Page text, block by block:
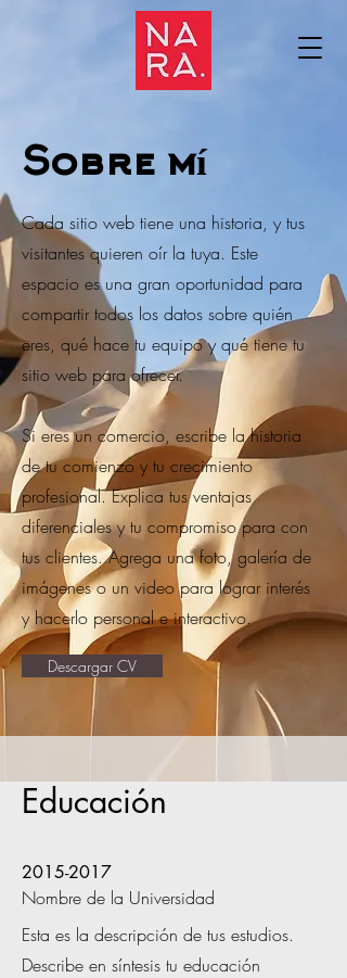
Sobre mí
Cada sitio web tiene una historia, y tus
visitantes quieren oír la tuya. Este
espacio es una gran oportunidad para
compartir todos los datos sobre quién
eres, qué hace tu equipo y qué tiene tu
sitio web para ofrecer.
Si eres un comercio, escribe la historia
de tu comienzo y tu crecimiento
profesional. Explica tus ventajas
diferenciales y tu compromiso para con
tus clientes. Agrega una foto, galería de
imágenes o un video para lograr interés
y hacerlo personal e interactivo.
Descargar CV
Educación
2015-2017
Nombre de la Universidad
Esta es la descripción de tus estudios.
Describe en síntesis tu educación